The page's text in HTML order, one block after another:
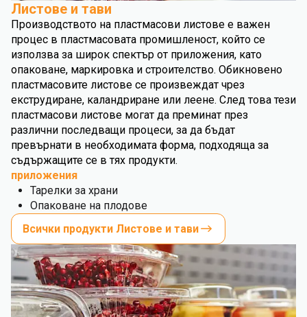
Листове и тави
Производството на пластмасови листове е важен
процес в пластмасовата промишленост, който се
използва за широк спектър от приложения, като
опаковане, маркировка и строителство. Обикновено
пластмасовите листове се произвеждат чрез
екструдиране, каландриране или леене. След това тези
пластмасови листове могат да преминат през
различни последващи процеси, за да бъдат
превърнати в необходимата форма, подходяща за
съдържащите се в тях продукти.
приложения
Тарелки за храни
Опаковане на плодове
Всички продукти Листове и тави